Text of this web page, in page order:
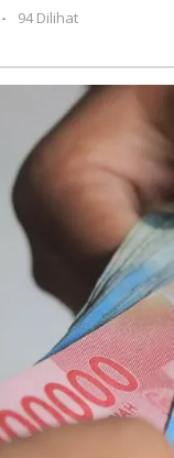
oleh
-
94 Dilihat